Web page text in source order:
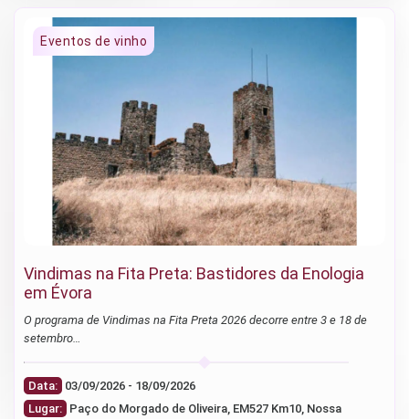
Vindimas na Fita Preta: Bastidores da Enologia
em Évora
O programa de Vindimas na Fita Preta 2026 decorre entre 3 e 18 de
setembro…
Data:
03/09/2026 - 18/09/2026
Lugar: Paço do Morgado de Oliveira, EM527 Km10, Nossa